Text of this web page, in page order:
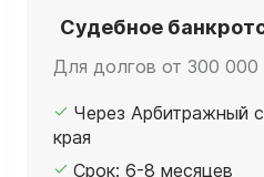
Судебное
Для долгов от 300 000
Через Арбитражный
края
Срок: 6-8 месяцев